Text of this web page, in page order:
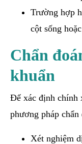
Trường hợp
cột sống
Chẩn
khuẩn
Để xác định chính
phương pháp chẩn
Xét nghiệm